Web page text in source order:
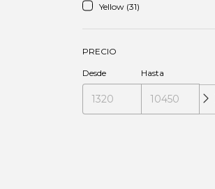
Yellow (31)
PRECIO
Desde Hasta